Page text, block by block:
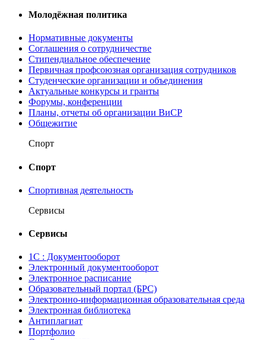
Молодёжная политика
Нормативные документы
Соглашения о сотрудничестве
Стипендиальное обеспечение
Первичная профсоюзная организация сотрудников
Студенческие организации и объединения
Актуальные конкурсы и гранты
Форумы, конференции
Планы, отчеты об организации ВиСР
Общежитие
Спорт
Спорт
Спортивная деятельность
Сервисы
Сервисы
1С : Документооборот
Электронный документооборот
Электронное расписание
Образовательный портал (БРС)
Электронно-информационная образовательная среда
Электронная библиотека
Антиплагиат
Портфолио